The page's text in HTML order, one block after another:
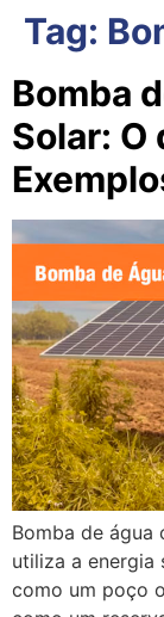
Tag:
Bomba
Solar: O
Bomba de água
utiliza a energia
como um poço